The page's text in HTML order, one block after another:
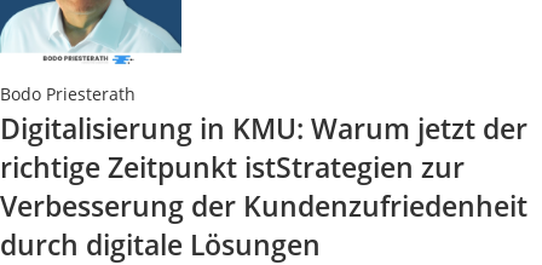
Bodo Priesterath
Digitalisierung in KMU: Warum jetzt der
richtige Zeitpunkt istStrategien zur
Verbesserung der Kundenzufriedenheit
durch digitale Lösungen